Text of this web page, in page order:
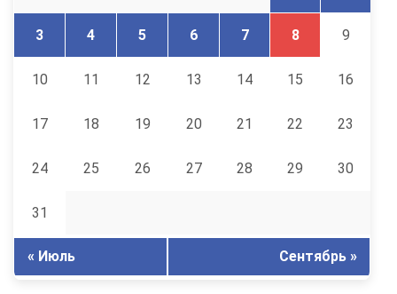
3 4 5 6 7 8 9
10 11 12 13 14 15 16
17 18 19 20 21 22 23
24 25 26 27 28 29 30
31
« Июль Сентябрь »